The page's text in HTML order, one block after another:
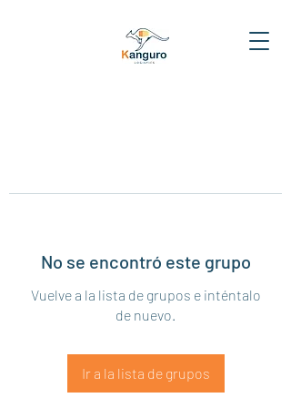
No se encontró este grupo
Vuelve a la lista de grupos e inténtalo
de nuevo.
Ir a la lista de grupos